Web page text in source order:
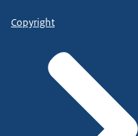
Copyright